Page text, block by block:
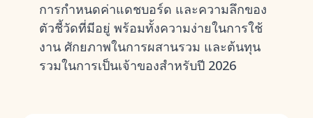
การกำหนดค่าแดชบอร์ด และความลึกของ
ตัวชี้วัดที่มีอยู่ พร้อมทั้งความง่ายในการใช้
งาน ศักยภาพในการผสานรวม และต้นทุน
รวมในการเป็นเจ้าของสำหรับปี 2026